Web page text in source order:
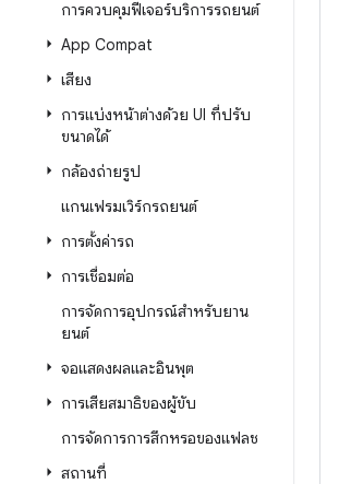
การควบคุมฟีเจอร์บริการรถยนต์
App Compat
เสียง
การแบ่งหน้าต่างด้วย UI ที่ปรับ
ขนาดได้
กล้องถ่ายรูป
แกนเฟรมเวิร์กรถยนต์
การตั้งค่ารถ
การเชื่อมต่อ
การจัดการอุปกรณ์สำหรับยาน
ยนต์
จอแสดงผลและอินพุต
การเสียสมาธิของผู้ขับ
การจัดการการสึกหรอของแฟลช
สถานที่